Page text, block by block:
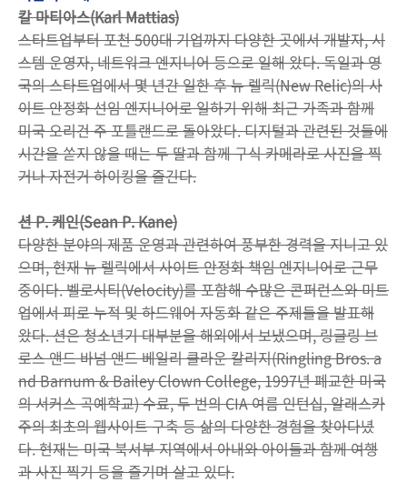
칼 마티아스(Karl Mattias)
스타트업부터 포천 500대 기업까지 다양한 곳에서 개발자, 시
스템 운영자, 네트워크 엔지니어 등으로 일해 왔다. 독일과 영
국의 스타트업에서 몇 년간 일한 후 뉴 렐릭(New Relic)의 사
이트 안정화 선임 엔지니어로 일하기 위해 최근 가족과 함께
미국 오리건 주 포틀랜드로 돌아왔다. 디지털과 관련된 것들에
시간을 쏟지 않을 때는 두 딸과 함께 구식 카메라로 사진을 찍
거나 자전거 하이킹을 즐긴다.
션 P. 케인(Sean P. Kane)
다양한 분야의 제품 운영과 관련하여 풍부한 경력을 지니고 있
으며, 현재 뉴 렐릭에서 사이트 안정화 책임 엔지니어로 근무
중이다. 벨로시티(Velocity)를 포함해 수많은 콘퍼런스와 미트
업에서 피로 누적 및 하드웨어 자동화 같은 주제들을 발표해
왔다. 션은 청소년기 대부분을 해외에서 보냈으며, 링글링 브
로스 앤드 바넘 앤드 베일리 클라운 칼리지(Ringling Bros. a
nd Barnum & Bailey Clown College, 1997년 폐교한 미국
의 서커스 곡예학교) 수료, 두 번의 CIA 여름 인턴십, 알래스카
주의 최초의 웹사이트 구축 등 삶의 다양한 경험을 찾아다녔
다. 현재는 미국 북서부 지역에서 아내와 아이들과 함께 여행
과 사진 찍기 등을 즐기며 살고 있다.